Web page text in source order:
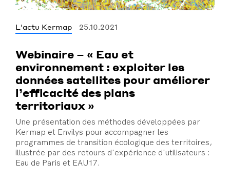
L'actu Kermap 25.10.2021
Webinaire – « Eau et
environnement : exploiter les
données satellites pour améliorer
l’efficacité des plans
territoriaux »
Une présentation des méthodes développées par
Kermap et Envilys pour accompagner les
programmes de transition écologique des territoires,
illustrée par des retours d'expérience d'utilisateurs :
Eau de Paris et EAU17.